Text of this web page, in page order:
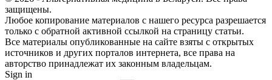
защищены.
Любое копирование материалов с нашего ресурса разрешается
только с обратной активной ссылкой на страницу статьи.
Все материалы опубликованные на сайте взяты с открытых
источников и других порталов интернета, все права на
авторство принадлежат их законным владельцам.
Sign in